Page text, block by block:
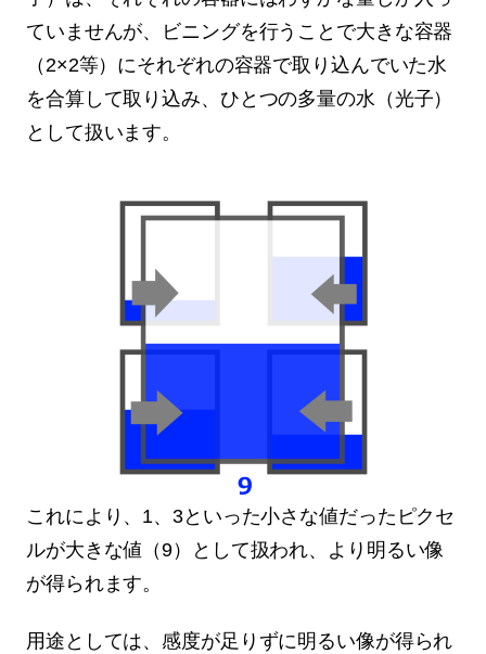
ていませんが、ビニングを行うことで大きな容器
（2×2等）にそれぞれの容器で取り込んでいた水
を合算して取り込み、ひとつの多量の水（光子）
として扱います。
これにより、1、3といった小さな値だったピクセ
ルが大きな値（9）として扱われ、より明るい像
が得られます。
用途としては、感度が足りずに明るい像が得られ